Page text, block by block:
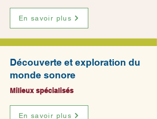
En savoir plus
Découverte et exploration du
monde sonore
Milieux spécialisés
En savoir plus